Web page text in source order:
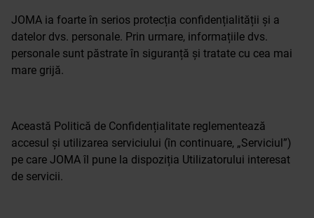
JOMA ia foarte în serios protecția confidențialității și a
datelor dvs. personale. Prin urmare, informațiile dvs.
personale sunt păstrate în siguranță și tratate cu cea mai
mare grijă.
Această Politică de Confidențialitate reglementează
accesul și utilizarea serviciului (în continuare, „Serviciul”)
pe care JOMA îl pune la dispoziția Utilizatorului interesat
de servicii.